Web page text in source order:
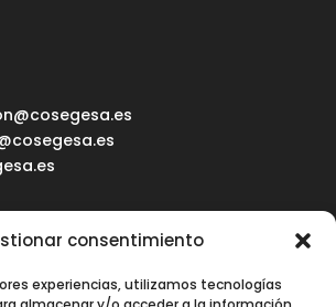
consentimiento
experiencias, utilizamos tecnologías
interés